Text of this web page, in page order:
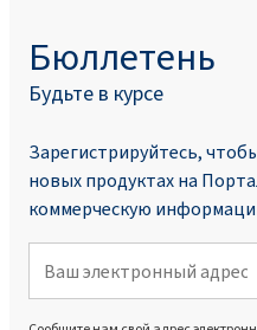
Бюллетень
Будьте в курсе
Зарегистрируйтесь,
новых продуктах на
коммерческую